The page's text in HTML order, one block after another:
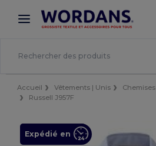
× Appli Wordans
Meilleurs prix sur l’app !
Accueil Vêtements | Unis Chemises
Russell J957F
Expédié en